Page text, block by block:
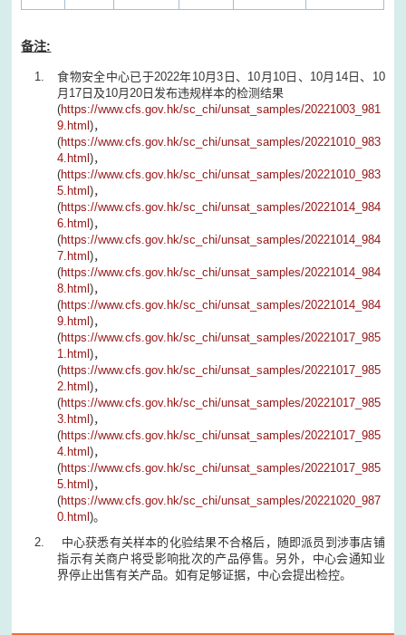
备注:
食物安全中心已于2022年10月3日、10月10日、10月14日、10
月17日及10月20日发布违规样本的检测结果
(https://www.cfs.gov.hk/sc_chi/unsat_samples/20221003_981
9.html)，
(https://www.cfs.gov.hk/sc_chi/unsat_samples/20221010_983
4.html)，
(https://www.cfs.gov.hk/sc_chi/unsat_samples/20221010_983
5.html)，
(https://www.cfs.gov.hk/sc_chi/unsat_samples/20221014_984
6.html)，
(https://www.cfs.gov.hk/sc_chi/unsat_samples/20221014_984
7.html)，
(https://www.cfs.gov.hk/sc_chi/unsat_samples/20221014_984
8.html)，
(https://www.cfs.gov.hk/sc_chi/unsat_samples/20221014_984
9.html)，
(https://www.cfs.gov.hk/sc_chi/unsat_samples/20221017_985
1.html)，
(https://www.cfs.gov.hk/sc_chi/unsat_samples/20221017_985
2.html)，
(https://www.cfs.gov.hk/sc_chi/unsat_samples/20221017_985
3.html)，
(https://www.cfs.gov.hk/sc_chi/unsat_samples/20221017_985
4.html)，
(https://www.cfs.gov.hk/sc_chi/unsat_samples/20221017_985
5.html)，
(https://www.cfs.gov.hk/sc_chi/unsat_samples/20221020_987
0.html)。
中心获悉有关样本的化验结果不合格后，随即派员到涉事店铺
指示有关商户将受影响批次的产品停售。另外，中心会通知业
界停止出售有关产品。如有足够证据，中心会提出检控。